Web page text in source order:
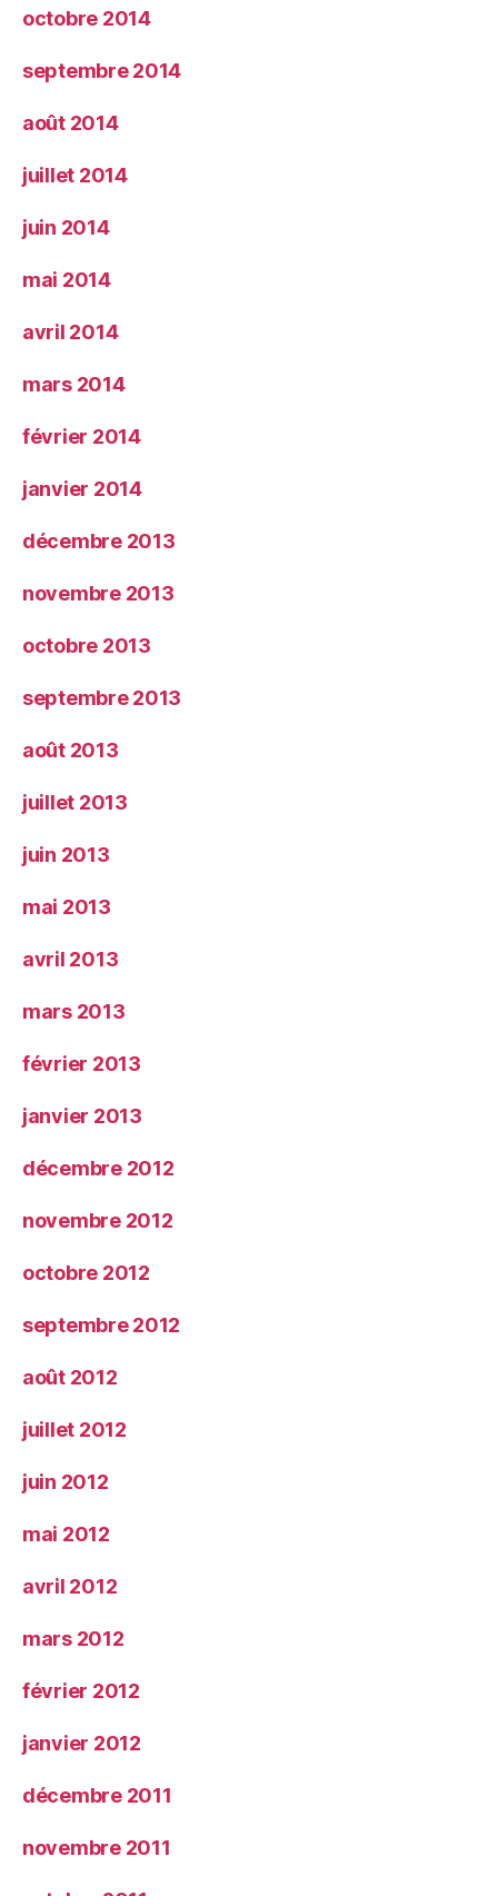
octobre 2014
septembre 2014
août 2014
juillet 2014
juin 2014
mai 2014
avril 2014
mars 2014
février 2014
janvier 2014
décembre 2013
novembre 2013
octobre 2013
septembre 2013
août 2013
juillet 2013
juin 2013
mai 2013
avril 2013
mars 2013
février 2013
janvier 2013
décembre 2012
novembre 2012
octobre 2012
septembre 2012
août 2012
juillet 2012
juin 2012
mai 2012
avril 2012
mars 2012
février 2012
janvier 2012
décembre 2011
novembre 2011